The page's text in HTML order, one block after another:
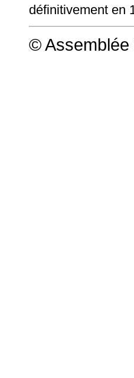
définitivement en
© Assemblée